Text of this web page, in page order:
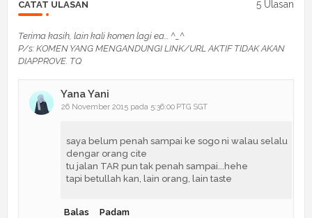
CATAT ULASAN 5 Ulasan
Terima kasih, lain kali komen lagi ea... ^_^
P/s: KOMEN YANG MENGANDUNGI LINK/URL AKTIF TIDAK AKAN
DIAPPROVE. TQ
Yana Yani
26 November 2015 pada 5:36:00 PTG SGT
saya belum penah sampai ke sogo ni walau selalu
dengar orang cite
tu jalan TAR pun tak penah sampai...hehe
tapi betullah kan, lain orang, lain taste
Balas Padam